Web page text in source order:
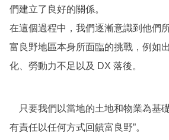
們建立了良好的關係。
在這個過程中，我們逐漸意識到他們
富良野地區本身所面臨的挑戰，例如
化、勞動力不足以及 DX 落後。
只要我們以當地的土地和物業為基
有責任以任何方式回饋富良野”。